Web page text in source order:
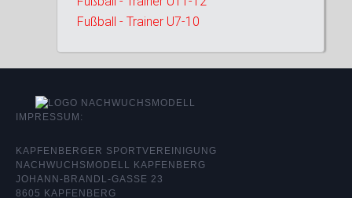
Fußball - Trainer U11-12
Fußball - Trainer U7-10